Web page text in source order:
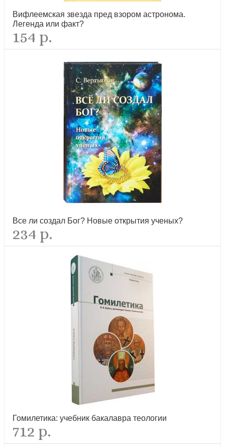
Любовь изгоняет страх. Преподобный Гавриил (Ургебадзе)
Молитва святого Ефрема Сирина. Беседы на св.
Четыредесятницу
Пост и Пасха. Сборник проповедей
Праздники богослужебного года. Сборник проповедей
Вифлеемская звезда пред взором астронома.
Легенда или факт?
154 р.
Все ли создал Бог? Новые открытия ученых?
234 р.
Гомилетика: учебник бакалавра теологии
712 р.